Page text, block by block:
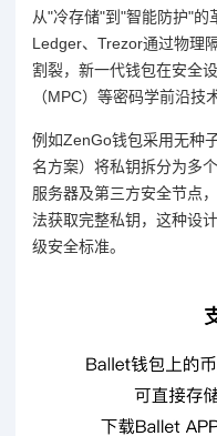
从"冷存储"到"智能防护"的
Ledger、Trezor通过物理
割裂，新一代钱包在安全
（MPC）等密码学前沿技术
例如ZenGo钱包采用无种
名方案）将私钥拆分为多
服务器及第三方安全节点
法获取完整私钥，这种设
级安全标准。